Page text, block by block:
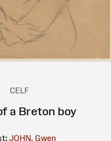
CELF
a Breton boy
JOHN, Gwen